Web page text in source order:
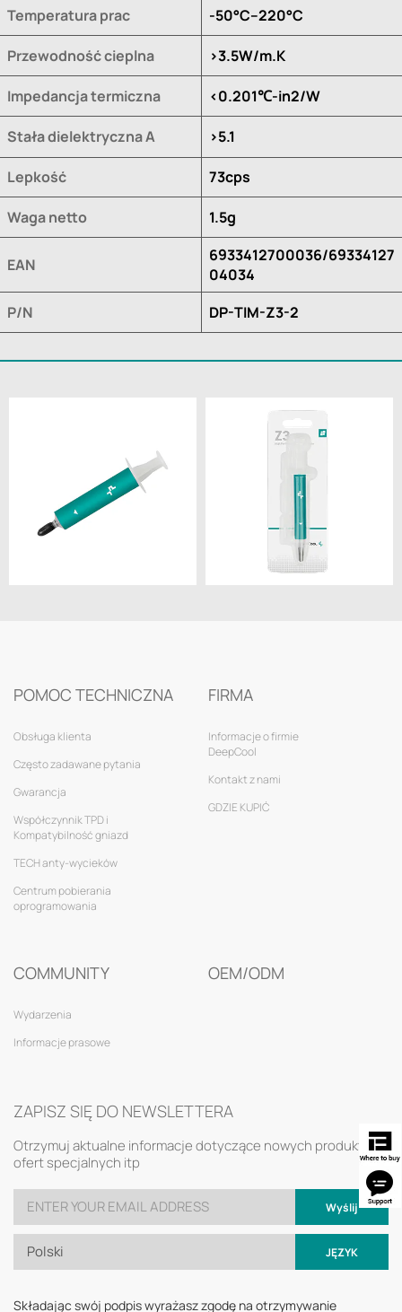
Temperatura prac -50°C--220°C
Przewodność cieplna >3.5W/m.K
Impedancja termiczna <0.201℃-in2/W
Stała dielektryczna A >5.1
Lepkość 73cps
Waga netto 1.5g
EAN
6933412700036/69334127
04034
P/N
DP-TIM-Z3-2
POMOC TECHNICZNA
Obsługa klienta
Często zadawane pytania
Gwarancja
Współczynnik TPD i
Kompatybilność gniazd
TECH anty-wycieków
Centrum pobierania
oprogramowania
FIRMA
Informacje o firmie
DeepCool
Kontakt z nami
GDZIE KUPIĆ
COMMUNITY
Wydarzenia
Informacje prasowe
OEM/ODM
ZAPISZ SIĘ DO NEWSLETTERA
Otrzymuj aktualne informacje dotyczące nowych produktów,
ofert specjalnych itp
Wyślij
Polski JĘZYK
Składając swój podpis wyrażasz zgodę na otrzymywanie